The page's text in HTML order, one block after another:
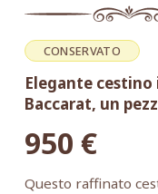
CONSERVATO
Elegante
Baccarat, un
950 €
Questo raffinato